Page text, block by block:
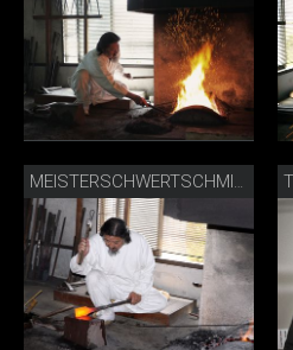
MEISTERSCHWERTSCHMIED FUJIWARA KANEFUSA